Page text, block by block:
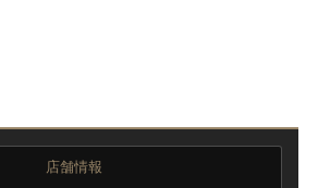
店舗情報